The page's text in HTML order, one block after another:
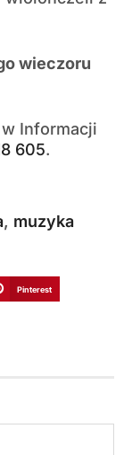
wieczoru
Informacji
605.
, muzyka
Pinterest